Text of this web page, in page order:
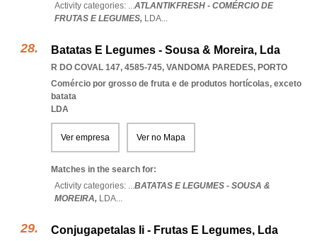
Activity categories: ...ATLANTIKFRESH - COMÉRCIO DE
FRUTAS E LEGUMES, LDA...
Batatas E Legumes - Sousa & Moreira, Lda
R DO COVAL 147, 4585-745, VANDOMA PAREDES, PORTO
Comércio por grosso de fruta e de produtos hortícolas, exceto
batata
LDA
Ver empresa Ver no Mapa
Matches in the search for:
Activity categories: ...BATATAS E LEGUMES - SOUSA &
MOREIRA, LDA...
Conjugapetalas Ii - Frutas E Legumes, Lda